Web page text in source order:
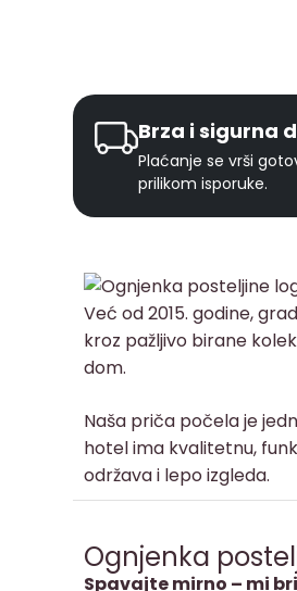
Brza i sigurna
Plaćanje se vrši
prilikom isporuke.
Već od 2015. godine,
kroz pažljivo birane
dom.
Naša priča počela je
hotel ima kvalitetnu,
održava i lepo izgleda.
Ognjenka
Spavajte mirno – mi